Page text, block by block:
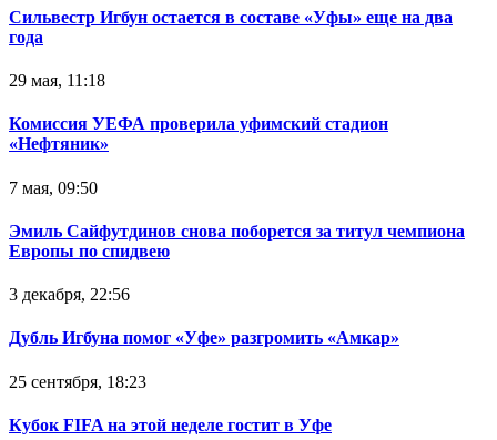
Сильвестр Игбун остается в составе «Уфы» еще на два
года
29 мая, 11:18
Комиссия УЕФА проверила уфимский стадион
«Нефтяник»
7 мая, 09:50
Эмиль Сайфутдинов снова поборется за титул чемпиона
Европы по спидвею
3 декабря, 22:56
Дубль Игбуна помог «Уфе» разгромить «Амкар»
25 сентября, 18:23
Кубок FIFA на этой неделе гостит в Уфе